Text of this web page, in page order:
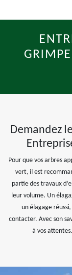
Demandez
Pour que vos arbres
vert, il est
partie des travaux
leur volume. Un
un élagage
contacter. Avec son
à vos